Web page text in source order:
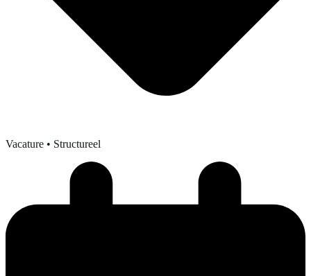
Vacature • Structureel